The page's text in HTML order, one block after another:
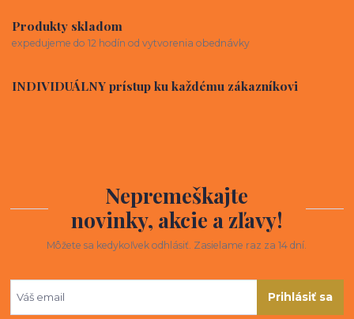
Produkty skladom
expedujeme do 12 hodín od vytvorenia obednávky
INDIVIDUÁLNY prístup ku každému zákazníkovi
Nepremeškajte
novinky, akcie a zľavy!
Môžete sa kedykoľvek odhlásiť. Zasielame raz za 14 dní.
Prihlásiť sa